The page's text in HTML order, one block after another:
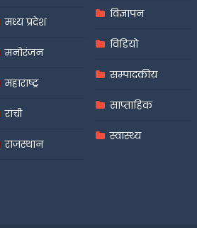
मध्य प्रदेश
मनोरंजन
महाराष्ट्र
रांची
राजस्थान
विज्ञापन
विडियो
सम्पादकीय
साप्ताहिक
स्वास्थ्य